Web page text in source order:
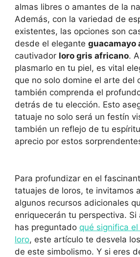
almas libres o amantes de la
Además, con la variedad de
existentes, las opciones son
desde el elegante guacamayo
cautivador loro gris africano.
plasmarlo en tu piel, es vital
que no solo domine el arte del
también comprenda el
detrás de tu elección. Esto
tatuaje no solo será un festín
también un reflejo de tu
aprecio por estos
Para profundizar en el
tatuajes de loros, te invitamos
algunos recursos adicionales
enriquecerán tu perspectiva. Si
has preguntado qué significa
loro, este artículo te desvela
de este simbolismo. Y si eres